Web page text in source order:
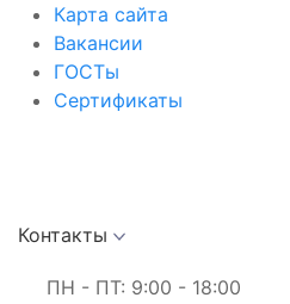
Карта сайта
Вакансии
ГОСТы
Сертификаты
Контакты
ПН - ПТ: 9:00 - 18:00